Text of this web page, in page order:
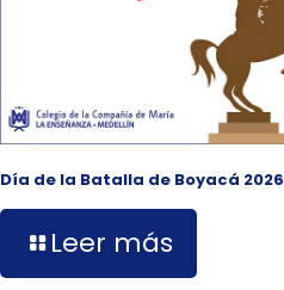
Día de la Batalla de Boyacá 2026
Leer más